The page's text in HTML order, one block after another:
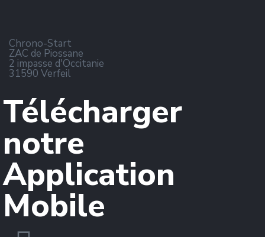
Chrono-Start
ZAC de Piossane
2 impasse d'Occitanie
31590 Verfeil
Télécharger
notre
Application
Mobile